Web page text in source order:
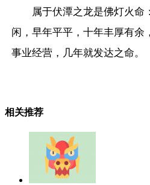
属于伏潭之龙是佛灯火命
闲，早年平平，十年丰厚有余
事业经营，几年就发达之命。
相关推荐